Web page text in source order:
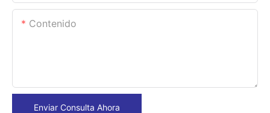
Contenido
Enviar Consulta Ahora